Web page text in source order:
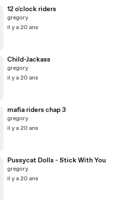
12 o'clock riders
gregory
il y a 20 ans
Child-Jackass
gregory
il y a 20 ans
mafia riders chap 3
gregory
il y a 20 ans
Pussycat Dolls - Stick With You
gregory
il y a 20 ans